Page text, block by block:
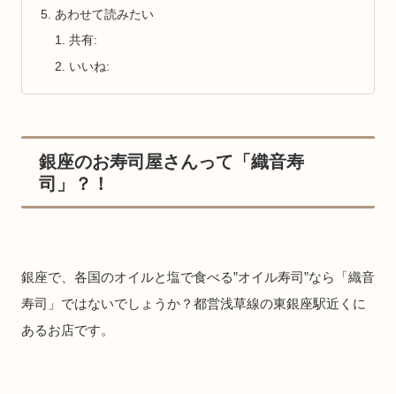
あわせて読みたい
共有:
いいね:
銀座のお寿司屋さんって「織音寿
司」？！
銀座で、各国のオイルと塩で食べる”オイル寿司”なら「織音
寿司」ではないでしょうか？都営浅草線の東銀座駅近くに
あるお店です。